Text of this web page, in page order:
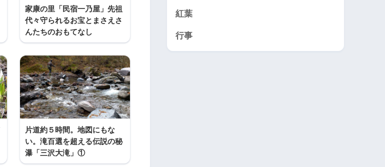
家康の里「民宿一乃屋」先祖
代々守られるお宝とまさえさ
んたちのおもてなし
片道約５時間。地図にもな
い。滝百選を超える伝説の秘
瀑「三沢大滝」①
紅葉
行事